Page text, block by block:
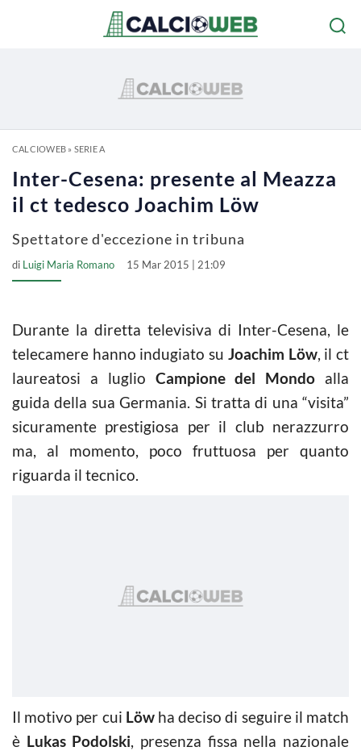
CALCIOWEB» SERIE A
Inter-Cesena: presente al Meazza
il ct tedesco Joachim Löw
Spettatore d'eccezione in tribuna
di Luigi Maria Romano 15 Mar 2015 | 21:09
Durante la diretta televisiva di Inter-Cesena, le
telecamere hanno indugiato su Joachim Löw, il ct
laureatosi a luglio Campione del Mondo alla
guida della sua Germania. Si tratta di una “visita”
sicuramente prestigiosa per il club nerazzurro
ma, al momento, poco fruttuosa per quanto
riguarda il tecnico.
Il motivo per cui Löw ha deciso di seguire il match
è Lukas Podolski, presenza fissa nella nazionale